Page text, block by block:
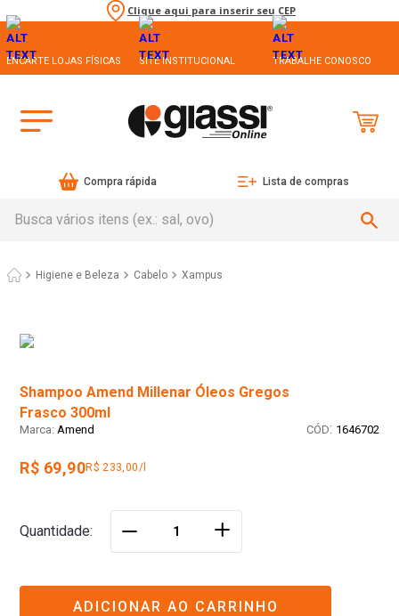
Clique aqui para inserir seu CEP
ENCARTE LOJAS FÍSICAS SITE INSTITUCIONAL TRABALHE CONOSCO
Compra rápida Lista de compras
Higiene e Beleza Cabelo Xampus
Shampoo Amend Millenar Óleos Gregos
Frasco 300ml
Amend : 1646702
R$ 69,90R$ 233,00/l
Quantidade ＋
ADICIONAR AO CARRINHO